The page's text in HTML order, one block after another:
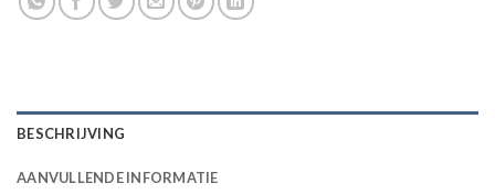
BESCHRIJVING
AANVULLENDE INFORMATIE